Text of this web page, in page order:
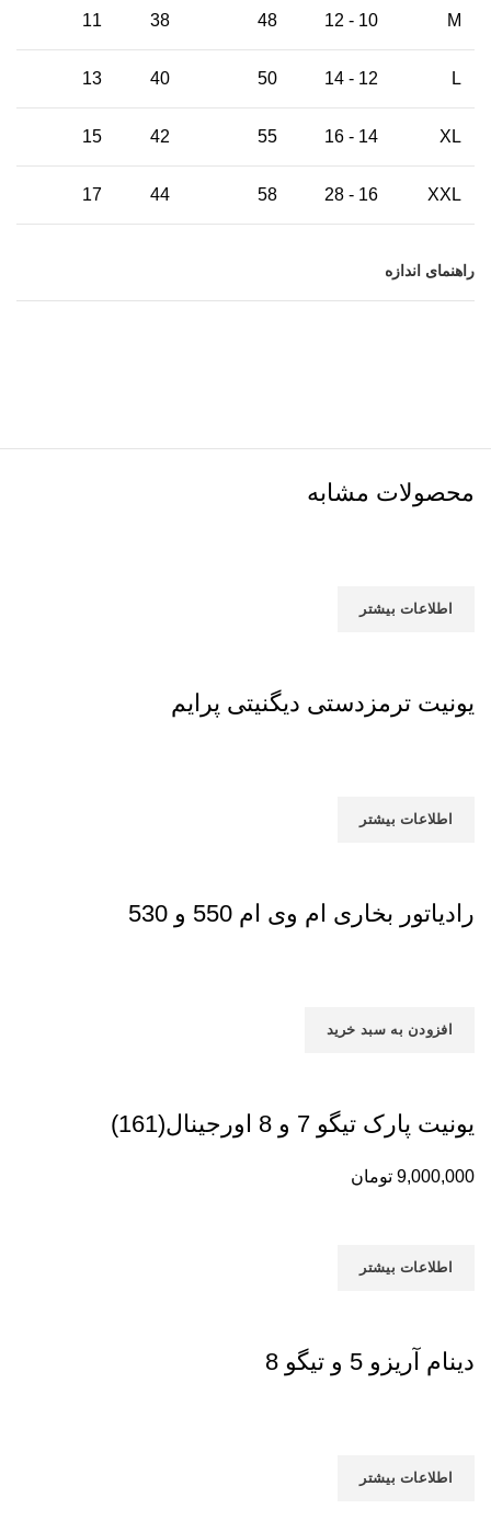
M
10 - 12
48
38
11
L
12 - 14
50
40
13
XL
14 - 16
55
42
15
XXL
16 - 28
58
44
17
راهنمای اندازه
محصولات مشابه
اطلاعات بیشتر
یونیت ترمزدستی دیگنیتی پرایم
اطلاعات بیشتر
رادیاتور بخاری ام وی ام 550 و 530
افزودن به سبد خرید
یونیت پارک تیگو 7 و 8 اورجینال(161)
9,000,000 تومان
اطلاعات بیشتر
دینام آریزو 5 و تیگو 8
اطلاعات بیشتر